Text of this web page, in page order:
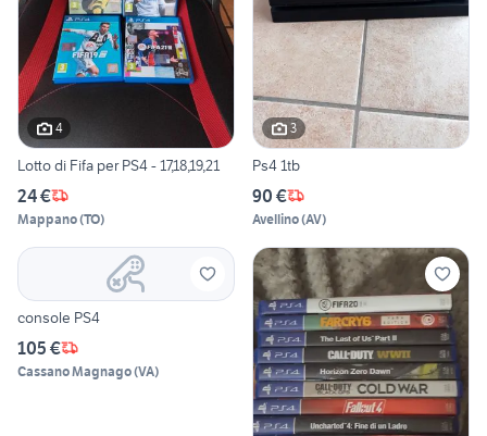
4
Lotto di Fifa per PS4 - 17,18,19,21
24 €
Mappano(TO)
3
Ps4 1tb
90 €
Avellino(AV)
console PS4
105 €
Cassano Magnago(VA)